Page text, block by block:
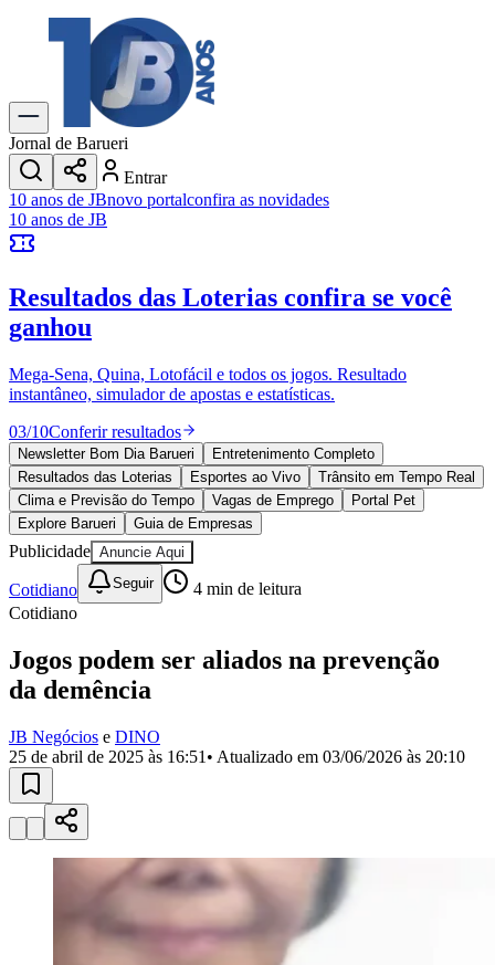
Explore Tudo
Últimas Notícias
Previsão do Tempo
Trânsito e Rotas
Dia a Dia & Lazer
Transportes
Gastronomia
Cinema & Shows
JogosNovo
Anuncie no Portal
Cadastrar Empresa
Divulgar Vagas
Política
Esportes
Saúde
Segurança
Cultura
Meio Ambiente
Obras
Educação
Bairros de Barueri
AldeiaAldeia da Serra
VistaCalifórnia Carapicuíba
RegiãoCotiaCruz PretaEngenho NovoFazenda
Militar
Califórnia
Esperança Jardim Graziela
Julio Jardim Líbano
Jardim São PedroJardim São Silvestre Jardim Silveira
Jardim TupanciMutingaNova Aldeinha Osasco
Parque Santa LuziaParque Viana
do Bom Jesus Recanto PhrynéaSantana de
SilveiraTamboré Vila Barros
Jornal de Barueri
Entrar
10 anos de JBnovo portalconfira as novidades
10 anos de JB
Resultados das Loterias confira se você
ganhou
Mega-Sena, Quina, Lotofácil e todos os jogos. Resultado
instantâneo, simulador de apostas e estatísticas.
03/10Conferir resultados
Newsletter Bom Dia Barueri
Entretenimento Completo
Resultados das Loterias
Esportes ao Vivo
Trânsito em Tempo Real
Clima e Previsão do Tempo
Vagas de Emprego
Portal Pet
Explore Barueri
Guia de Empresas
Publicidade Anuncie Aqui
Cotidiano Seguir 4 min de leitura
Cotidiano
Jogos podem ser aliados na prevenção
da demência
JB Negócios e DINO
25 de abril de 2025 às 16:51 • Atualizado em 03/06/2026 às 20:10